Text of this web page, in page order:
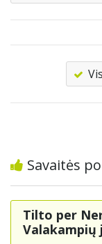
Savaitės
Tilto per
Valakampių